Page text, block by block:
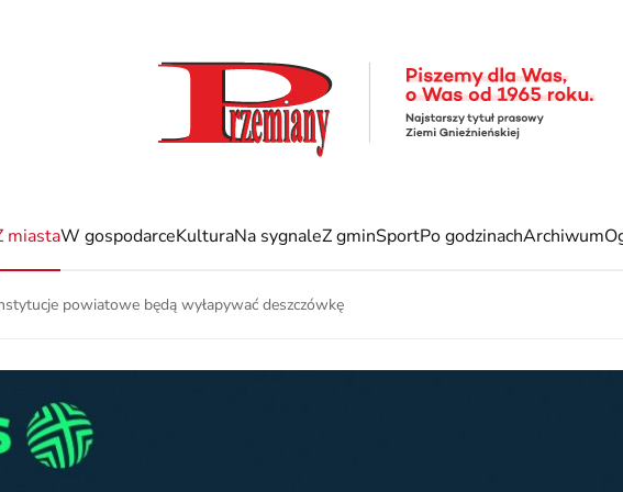
miastaW gospodarceKulturaNa sygnaleZ gminSportPo godzinachArchiwum
powiatowe będą wyłapywać deszczówkę